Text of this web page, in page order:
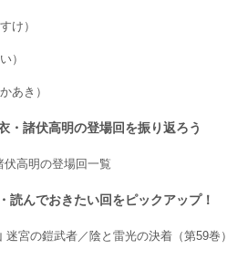
け）
）
あき）
・諸伏高明の登場回を振り返ろう
高明の登場回一覧
読んでおきたい回をピックアップ！
宮の鎧武者／陰と雷光の決着（第59巻）